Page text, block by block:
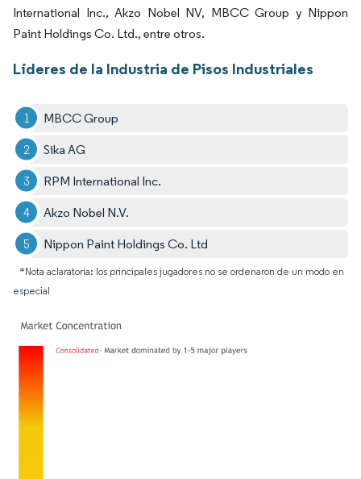
International Inc., Akzo Nobel NV, MBCC Group y Nippon
Paint Holdings Co. Ltd., entre otros.
Líderes de la Industria de Pisos Industriales
MBCC Group
Sika AG
RPM International Inc.
Akzo Nobel N.V.
Nippon Paint Holdings Co. Ltd
*Nota aclaratoria: los principales jugadores no se ordenaron de un modo en
especial